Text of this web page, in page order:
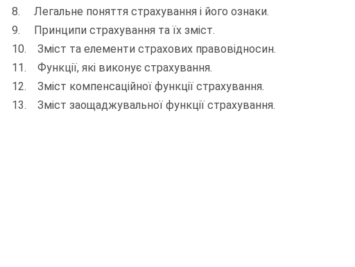
8. Легальне поняття страхування і його ознаки.
9. Принципи страхування та їх зміст.
10. Зміст та елементи страхових правовідносин.
11. Функції, які виконує страхування.
12. Зміст компенсаційної функції страхування.
13. Зміст заощаджувальної функції страхування.